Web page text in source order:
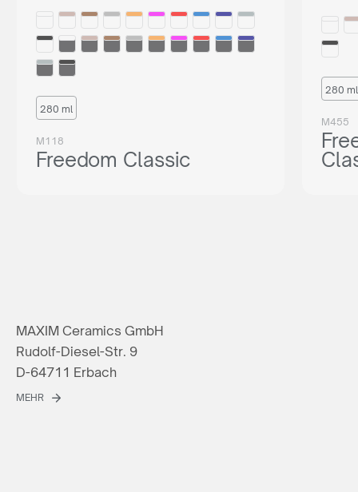
280 ml
M118
Freedom Classic
280 ml
M455
MAXIM Ceramics GmbH
Rudolf-Diesel-Str. 9
D-64711 Erbach
MEHR